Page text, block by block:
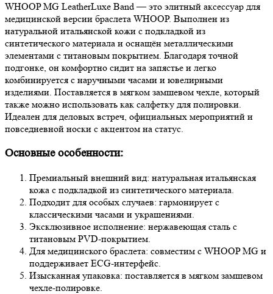
WHOOP MG LeatherLuxe Band — это элитный аксессуар для
медицинской версии браслета WHOOP. Выполнен из
натуральной итальянской кожи с подкладкой из
синтетического материала и оснащён металлическими
элементами с титановым покрытием. Благодаря точной
подгонке, он комфортно сидит на запястье и легко
комбинируется с наручными часами и ювелирными
изделиями. Поставляется в мягком замшевом чехле, который
также можно использовать как салфетку для полировки.
Идеален для деловых встреч, официальных мероприятий и
повседневной носки с акцентом на статус.
Основные особенности:
Премиальный внешний вид: натуральная итальянская
кожа с подкладкой из синтетического материала.
Подходит для особых случаев: гармонирует с
классическими часами и украшениями.
Эксклюзивное исполнение: нержавеющая сталь с
титановым PVD-покрытием.
Для медицинского браслета: совместим с WHOOP MG и
поддерживает ECG-интерфейс.
Изысканная упаковка: поставляется в мягком замшевом
чехле-полировке.